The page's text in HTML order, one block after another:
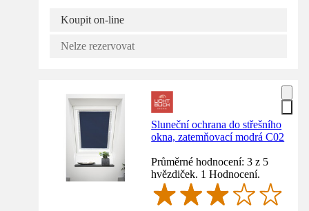
Koupit on-line
Nelze rezervovat
Sluneční ochrana do střešního
okna, zatemňovací modrá C02
Průměrné hodnocení: 3 z 5
hvězdiček. 1 Hodnocení.